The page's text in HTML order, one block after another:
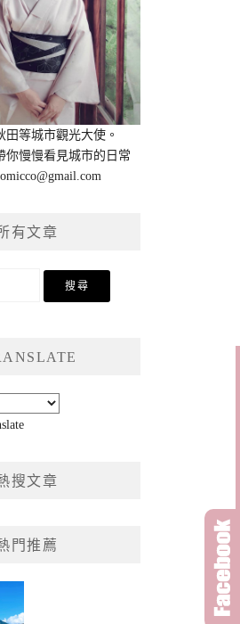
等城市觀光大使。
你慢慢看見城市的日常
有文章
搜文章
門推薦